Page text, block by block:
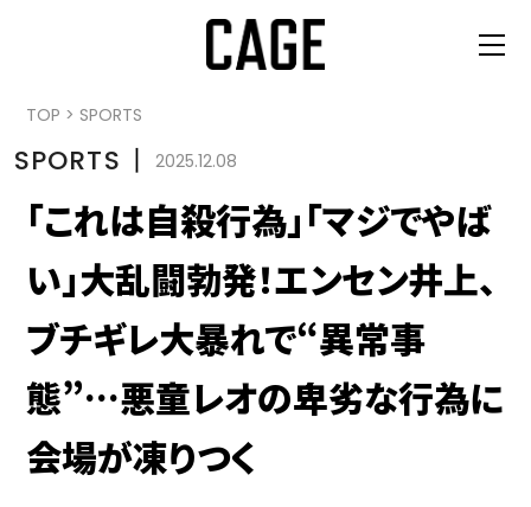
TOP > SPORTS
SPORTS 丨 2025.12.08
「これは自殺行為」「マジでやば
い」大乱闘勃発！エンセン井上、
ブチギレ大暴れで“異常事
態”…悪童レオの卑劣な行為に
会場が凍りつく